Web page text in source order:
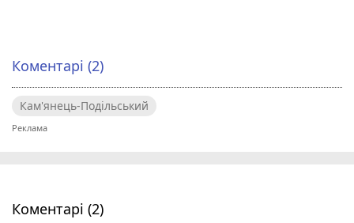
Коментарі (2)
Кам'янець-Подільський
Коментарі (2)